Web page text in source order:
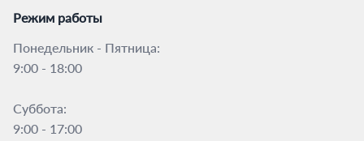
Режим работы
Понедельник - Пятница:
9:00 - 18:00
Суббота:
9:00 - 17:00